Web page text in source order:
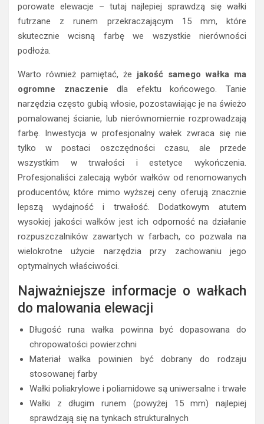
porowate elewacje – tutaj najlepiej sprawdzą się wałki
futrzane z runem przekraczającym 15 mm, które
skutecznie wcisną farbę we wszystkie nierówności
podłoża.
Warto również pamiętać, że jakość samego wałka ma
ogromne znaczenie dla efektu końcowego. Tanie
narzędzia często gubią włosie, pozostawiając je na świeżo
pomalowanej ścianie, lub nierównomiernie rozprowadzają
farbę. Inwestycja w profesjonalny wałek zwraca się nie
tylko w postaci oszczędności czasu, ale przede
wszystkim w trwałości i estetyce wykończenia.
Profesjonaliści zalecają wybór wałków od renomowanych
producentów, które mimo wyższej ceny oferują znacznie
lepszą wydajność i trwałość. Dodatkowym atutem
wysokiej jakości wałków jest ich odporność na działanie
rozpuszczalników zawartych w farbach, co pozwala na
wielokrotne użycie narzędzia przy zachowaniu jego
optymalnych właściwości.
Najważniejsze informacje o wałkach
do malowania elewacji
Długość runa wałka powinna być dopasowana do
chropowatości powierzchni
Materiał wałka powinien być dobrany do rodzaju
stosowanej farby
Wałki poliakrylowe i poliamidowe są uniwersalne i trwałe
Wałki z długim runem (powyżej 15 mm) najlepiej
sprawdzają się na tynkach strukturalnych